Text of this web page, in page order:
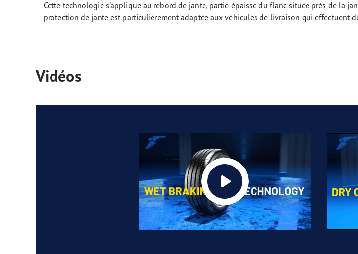
Cette technologie s'applique au rebord de jante, partie épaisse du flanc située près de la
protection de jante est particulièrement adaptée aux véhicules de livraison qui effectuent
Vidéos